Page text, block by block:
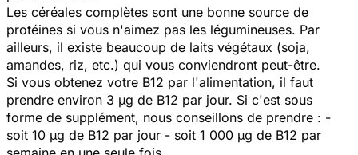
Les céréales complètes sont une bonne source de
protéines si vous n'aimez pas les légumineuses. Par
ailleurs, il existe beaucoup de laits végétaux (soja,
amandes, riz, etc.) qui vous conviendront peut-être.
Si vous obtenez votre B12 par l'alimentation, il faut
prendre environ 3 µg de B12 par jour. Si c'est sous
forme de supplément, nous conseillons de prendre : -
soit 10 µg de B12 par jour - soit 1 000 µg de B12 par